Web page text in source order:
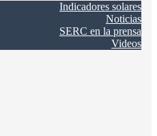
Indicadores solares
Noticias
SERC en la prensa
Videos